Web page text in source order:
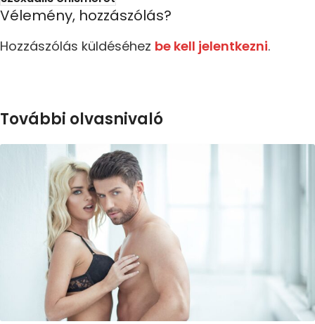
Vélemény, hozzászólás?
Hozzászólás küldéséhez be kell jelentkezni.
További olvasnivaló